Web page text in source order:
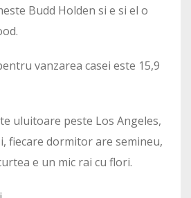
Budd Holden si e si el o
vanzarea casei este 15,9
uluitoare peste Los Angeles,
fiecare dormitor are semineu,
e un mic rai cu flori.